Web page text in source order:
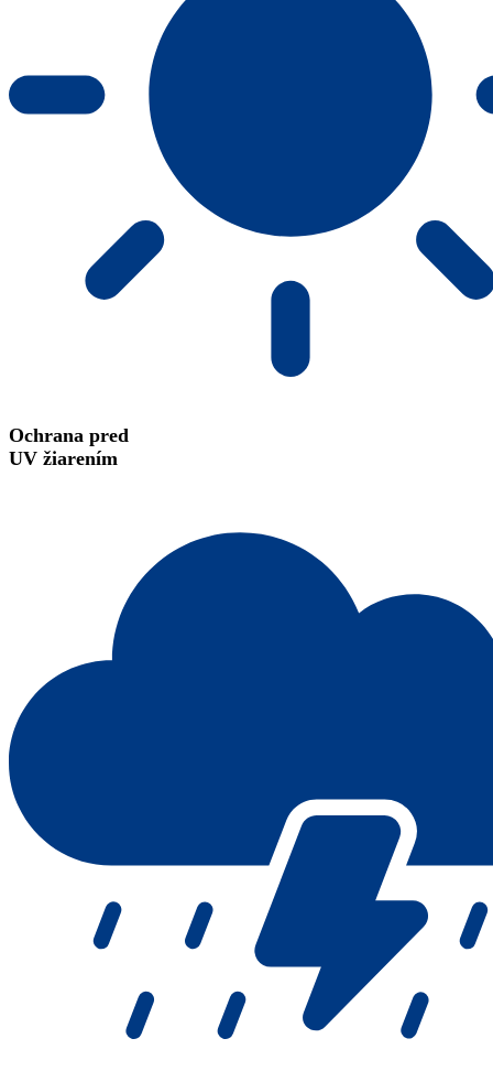
Ochrana pred
UV žiarením